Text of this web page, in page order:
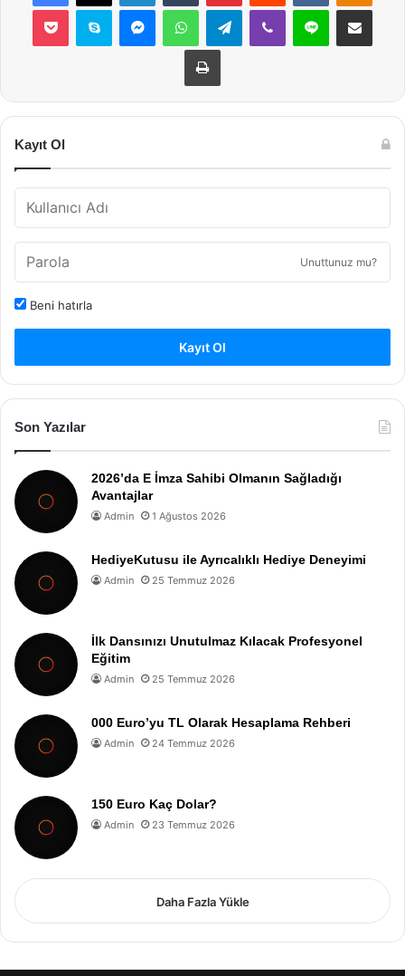
Pocket Skype MessengerWhatsAppTelegramViber Line E-Posta ile
Yazdır
Kayıt Ol
Unuttunuz mu?
Beni hatırla
Kayıt Ol
Son Yazılar
2026’da E İmza Sahibi Olmanın Sağladığı
Avantajlar
Admin 1 Ağustos 2026
HediyeKutusu ile Ayrıcalıklı Hediye Deneyimi
Admin 25 Temmuz 2026
İlk Dansınızı Unutulmaz Kılacak Profesyonel
Eğitim
Admin 25 Temmuz 2026
000 Euro’yu TL Olarak Hesaplama Rehberi
Admin 24 Temmuz 2026
150 Euro Kaç Dolar?
Admin 23 Temmuz 2026
Daha Fazla Yükle